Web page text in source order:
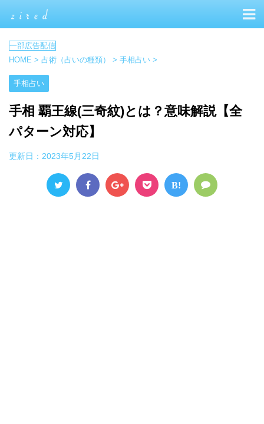
HOME > 占術（占いの種類） > 手相占い >
手相占い
手相 覇王線(三奇紋)とは？意味解説【全
パターン対応】
更新日： 2023年5月22日
B!